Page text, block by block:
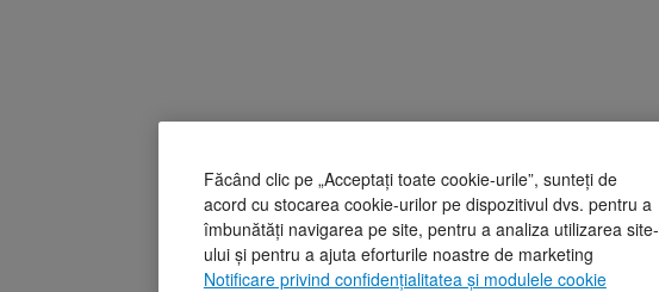
Făcând clic pe „Acceptați toate cookie-urile”, sunteți de
acord cu stocarea cookie-urilor pe dispozitivul dvs. pentru a
îmbunătăți navigarea pe site, pentru a analiza utilizarea site-
ului și pentru a ajuta eforturile noastre de marketing
Notificare privind confidențialitatea și modulele cookie